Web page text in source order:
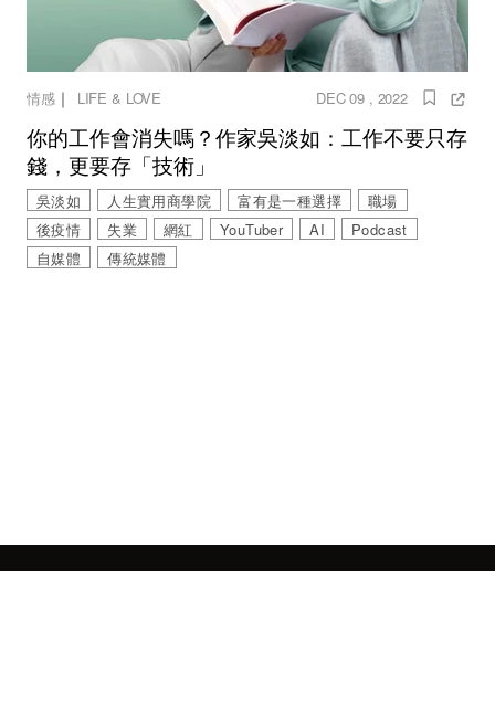
情感｜ LIFE & LOVE DEC 09 , 2022
你的工作會消失嗎？作家吳淡如：工作不要只存
錢，更要存「技術」
吳淡如 人生實用商學院 富有是一種選擇
職場
後疫情
失業 網紅 YouTuber AI
Podcast
自媒體
傳統媒體